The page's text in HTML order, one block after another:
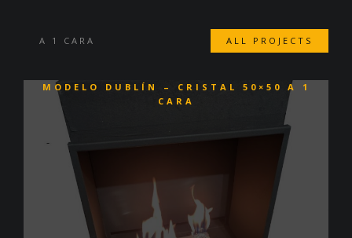
ALL PROJECTS
A 1 CARA
MODELO DUBLÍN – CRISTAL 50×50 A 1
CARA